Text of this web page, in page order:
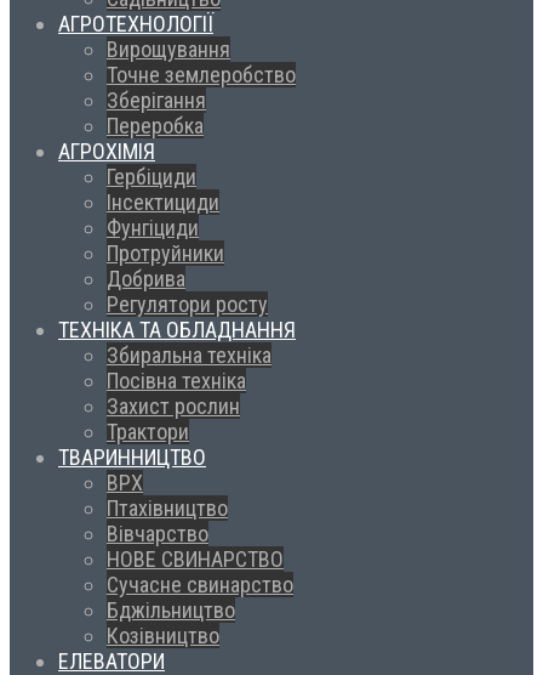
АГРОТЕХНОЛОГІЇ
Вирощування
Точне землеробство
Зберігання
Переробка
АГРОХІМІЯ
Гербіциди
Інсектициди
Фунгіциди
Протруйники
Добрива
Регулятори росту
ТЕХНІКА ТА ОБЛАДНАННЯ
Збиральна техніка
Посівна техніка
Захист рослин
Трактори
ТВАРИННИЦТВО
ВРХ
Птахівництво
Вівчарство
НОВЕ СВИНАРСТВО
Сучасне свинарство
Бджільництво
Козівництво
ЕЛЕВАТОРИ